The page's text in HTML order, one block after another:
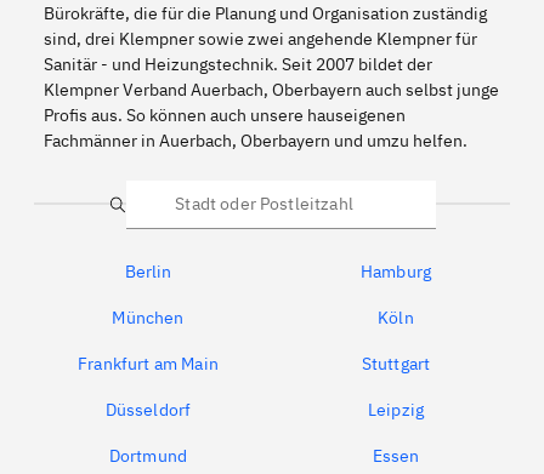
Bürokräfte, die für die Planung und Organisation zuständig
sind, drei Klempner sowie zwei angehende Klempner für
Sanitär - und Heizungstechnik. Seit 2007 bildet der
Klempner Verband Auerbach, Oberbayern auch selbst junge
Profis aus. So können auch unsere hauseigenen
Fachmänner in Auerbach, Oberbayern und umzu helfen.
Suche
Berlin Hamburg
München Köln
Frankfurt am Main Stuttgart
Düsseldorf Leipzig
Dortmund Essen